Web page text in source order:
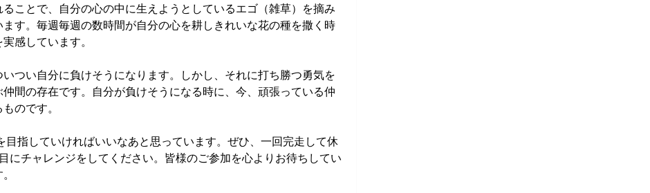
ことで、自分の心の中に生えようとしているエゴ（雑草）を摘み
す。毎週毎週の数時間が自分の心を耕しきれいな花の種を撒く時
感しています。
つい自分に負けそうになります。しかし、それに打ち勝つ勇気を
間の存在です。自分が負けそうになる時に、今、頑張っている仲
のです。
にチャレンジをしてください。皆様のご参加を心よりお待ちしてい